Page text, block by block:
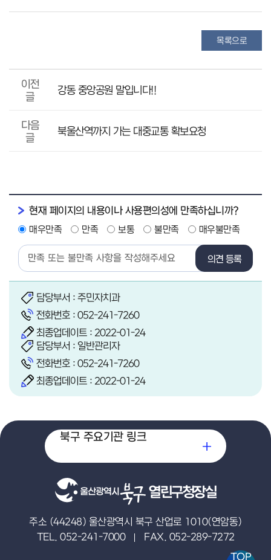
TOP
목록으로
이전
글
강동 중앙공원 말입니다!!
다음
글
북울산역까지 가는 대중교통 확보요청
현재 페이지의 내용이나 사용편의성에 만족하십니까?
매우만족 만족 보통 불만족 매우불만족
의견 등록
담당부서 : 주민자치과
전화번호 : 052-241-7260
최종업데이트 : 2022-01-24
담당부서 : 일반관리자
전화번호 : 052-241-7260
최종업데이트 : 2022-01-24
열린구청장실
주소 (44248) 울산광역시 북구 산업로 1010(연암동)
TEL. 052-241-7000
FAX. 052-289-7272
북구 주요기관 링크